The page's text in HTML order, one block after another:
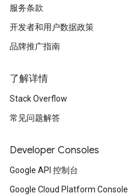
服务条款
开发者和用户数据政策
品牌推广指南
了解详情
Stack Overflow
常见问题解答
Developer Consoles
Google API 控制台
Google Cloud Platform Console